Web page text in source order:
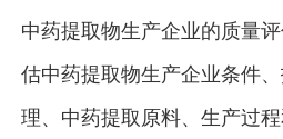
中药提取物生产企业的质量
估中药提取物生产企业条件
理、中药提取原料、生产过程